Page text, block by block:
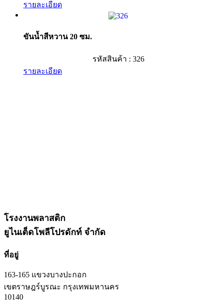
รายละเอียด
ขันน้ำสีหวาน 20 ซม.
รหัสสินค้า : 326
รายละเอียด
โรงงานพลาสติก
ยูไนเต็ดโพลีโปรดักท์ จำกัด
ที่อยู่
163-165 แขวงบางปะกอก
เขตราษฎร์บูรณะ กรุงเทพมหานคร
10140